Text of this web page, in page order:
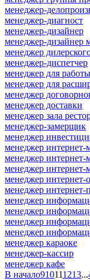
менеджер-
менеджер-диагност
менеджер-дизайнер
менеджер-дизайнер
менеджер
менеджер-диспетчер
менеджер для
менеджер для
менеджер
менеджер доставки
менеджер зала
менеджер-замерщик
менеджер
менеджер интернет-
менеджер интернет-
менеджер интернет-
менеджер интернет-
менеджер интернет-
менеджер
менеджер
менеджер
менеджер
менеджер караоке
менеджер-кассир
менеджер кафе
В начало910111213...